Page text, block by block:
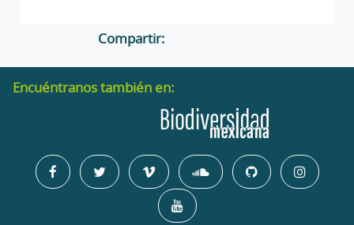
Compartir:
Encuéntranos también en: